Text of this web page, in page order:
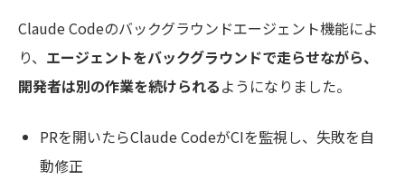
Claude Codeのバックグラウンドエージェント機能によ
り、 エージェントをバックグラウンドで走らせながら、
開発者は別の作業を続けられるようになりました。
PRを開いたらClaude CodeがCIを監視し、失敗を自
動修正